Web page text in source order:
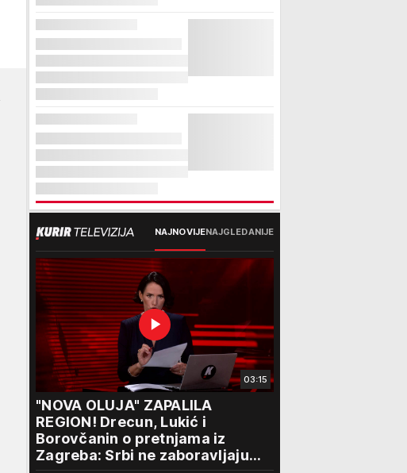
NAJNOVIJENAJGLEDANIJE
03:15
"NOVA OLUJA" ZAPALILA
REGION! Drecun, Lukić i
Borovčanin o pretnjama iz
Zagreba: Srbi ne zaboravljaju